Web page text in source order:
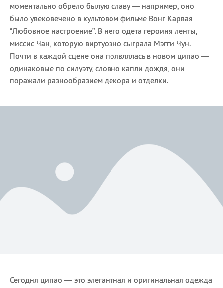
моментально обрело былую славу — например, оно
было увековечено в культовом фильме Вонг Карвая
“Любовное настроение”. В него одета героиня ленты,
миссис Чан, которую виртуозно сыграла Мэгги Чун.
Почти в каждой сцене она появлялась в новом ципао —
одинаковые по силуэту, словно капли дождя, они
поражали разнообразием декора и отделки.
Сегодня ципао — это элегантная и оригинальная одежда